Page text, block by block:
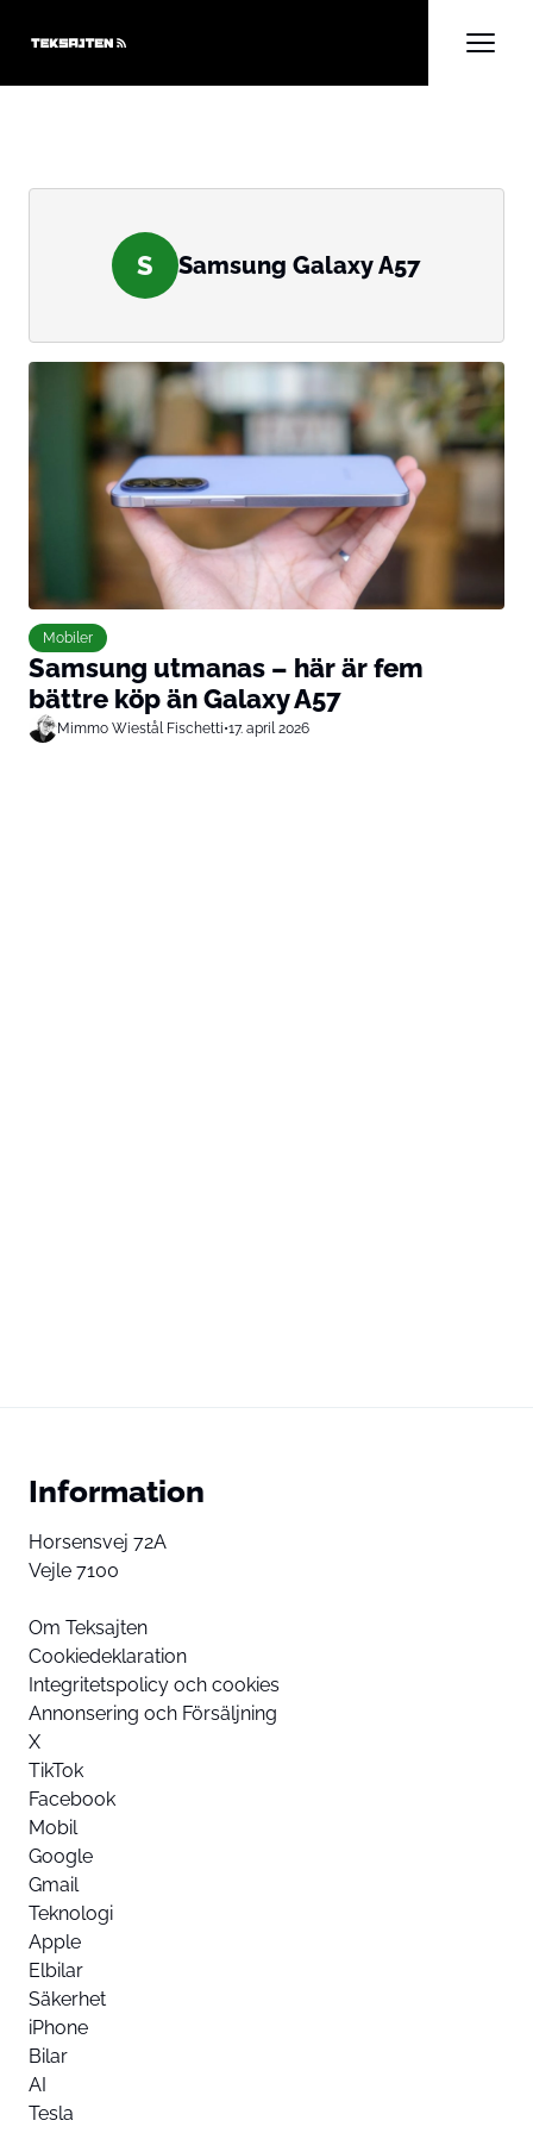
S Samsung Galaxy A57
Mobiler
Samsung utmanas – här är fem
bättre köp än Galaxy A57
Mimmo Wiestål Fischetti•17. april 2026
Information
Horsensvej 72A
Vejle 7100
Om Teksajten
Cookiedeklaration
Integritetspolicy och cookies
Annonsering och Försäljning
X
TikTok
Facebook
Mobil
Google
Gmail
Teknologi
Apple
Elbilar
Säkerhet
iPhone
Bilar
AI
Tesla